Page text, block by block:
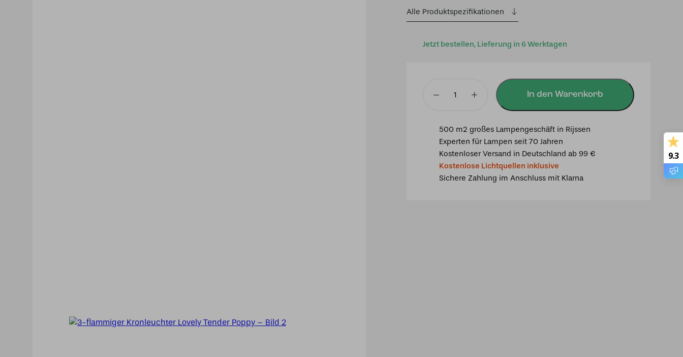
Jetzt bestellen, Lieferung in 6 Werktagen
Alle Produktspezifikationen
Tender
Menge
In den Warenkorb
500 m2 großes Lampengeschäft in Rijssen
Experten für Lampen seit 70 Jahren
Kostenloser Versand in Deutschland ab 99 €
Kostenlose Lichtquellen inklusive
Sichere Zahlung im Anschluss mit Klarna
9.3